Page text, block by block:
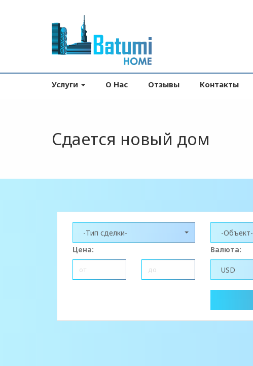
Услуги О Нас Отзывы Контакты
Сдается новый дом
-Тип сделки- -Объект-
Цена:
Валюта:
USD